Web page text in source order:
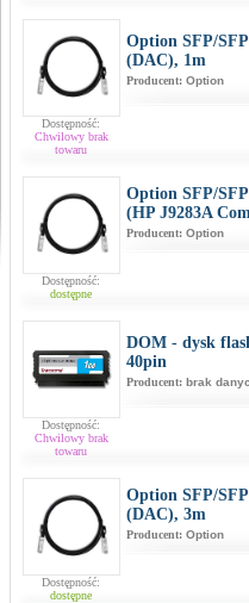
Dostępność:
Chwilowy brak
towaru
Option SFP/
(DAC), 1m
Producent: Option
Dostępność:
dostępne
Option SFP/
(HP J9283A
Producent: Option
Dostępność:
Chwilowy brak
towaru
DOM - dysk
40pin
Producent: brak
Dostępność:
dostępne
Option SFP/
(DAC), 3m
Producent: Option